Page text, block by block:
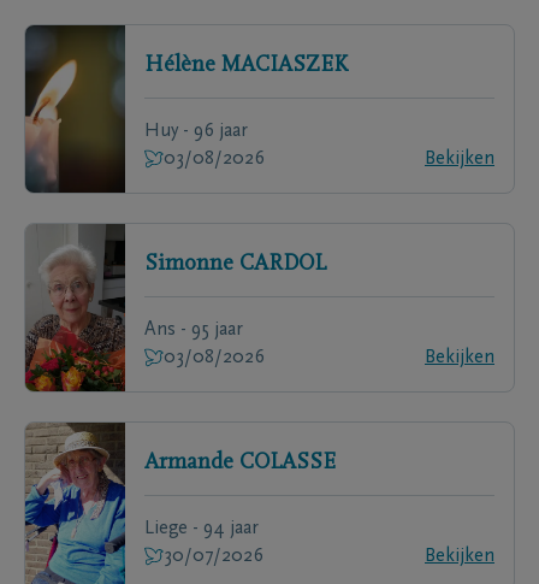
Hélène MACIASZEK
Huy - 96 jaar
03/08/2026
Bekijken
Simonne CARDOL
Ans - 95 jaar
03/08/2026
Bekijken
Armande COLASSE
Liege - 94 jaar
30/07/2026
Bekijken